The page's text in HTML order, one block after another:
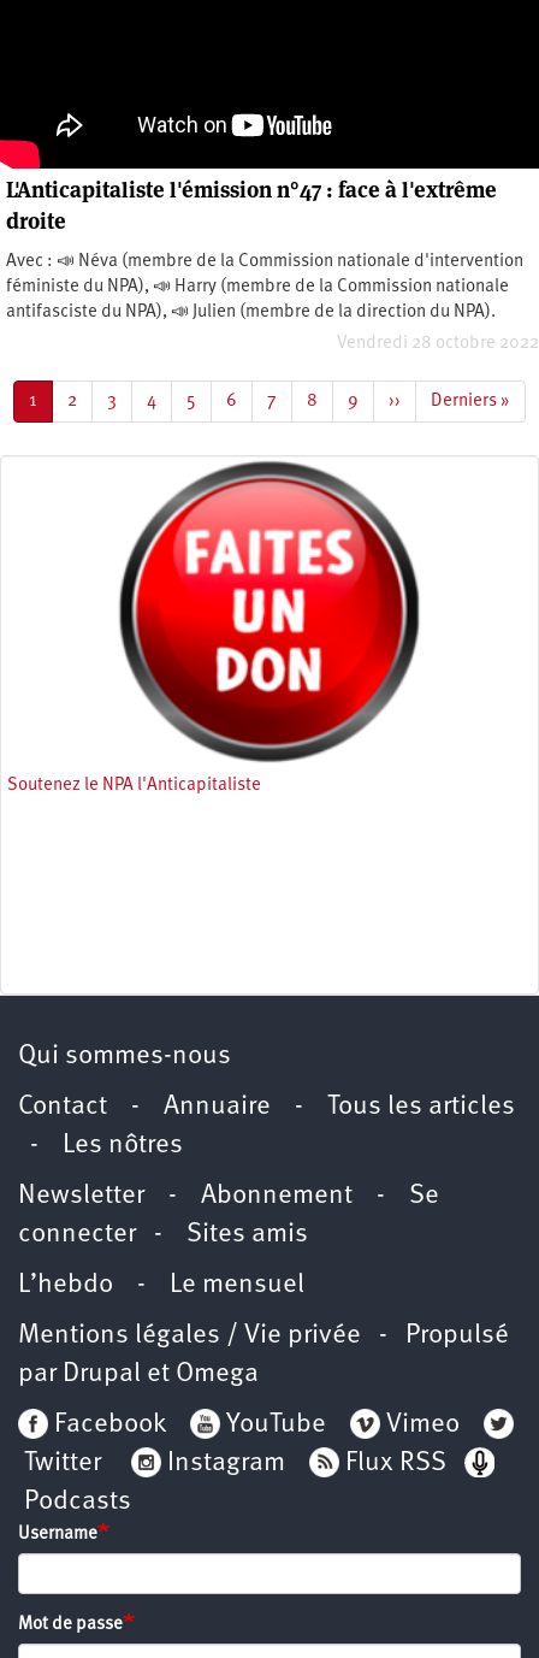
L'Anticapitaliste l'émission n°47 : face à l'extrême
droite
Avec : 📣 Néva (membre de la Commission nationale d'intervention
féministe du NPA), 📣 Harry (membre de la Commission nationale
antifasciste du NPA), 📣 Julien (membre de la direction du NPA).
Vendredi 28 octobre 2022
Page
courante
1 Page
2 Page
3 Page
4 Page
5 Page
6 Page
7 Page
8 Page
9
Page
suivante
››
Dernière
page
Derniers »
Soutenez le NPA l'Anticapitaliste
Qui sommes-nous
Contact - Annuaire -
Tous les articles
- Les nôtres
Newsletter- Abonnement - Se
connecter- Sites amis
L’hebdo - Le mensuel
Mentions légales / Vie privée - Propulsé
par Drupal et Omega
Facebook
YouTube
Vimeo
Twitter
Instagram
Flux RSS
Podcasts
Username
Mot de passe